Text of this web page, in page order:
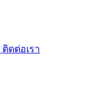
ติดต่อเรา